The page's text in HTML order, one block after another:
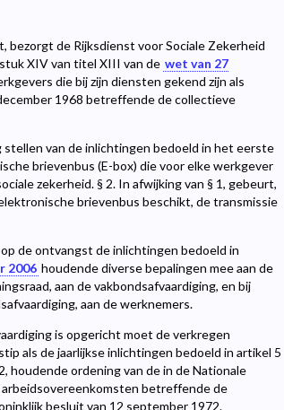
bezorgt de Rijksdienst voor Sociale Zekerheid
XIV van titel XIII van de wet van 27
die bij zijn diensten gekend zijn als
1968 betreffende de collectieve
van de inlichtingen bedoeld in het eerste
brievenbus (E-box) die voor elke werkgever
zekerheid. § 2. In afwijking van § 1, gebeurt,
brievenbus beschikt, de transmissie
de ontvangst de inlichtingen bedoeld in
2006 houdende diverse bepalingen mee aan de
aan de vakbondsafvaardiging, en bij
aan de werknemers.
is opgericht moet de verkregen
als de jaarlijkse inlichtingen bedoeld in artikel 5
houdende ordening van de in de Nationale
betreffende de
besluit van 12 september 1972.